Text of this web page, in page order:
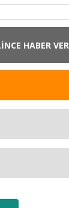
HABER VER